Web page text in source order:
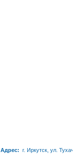
Адрес: г. Иркутск, ул.